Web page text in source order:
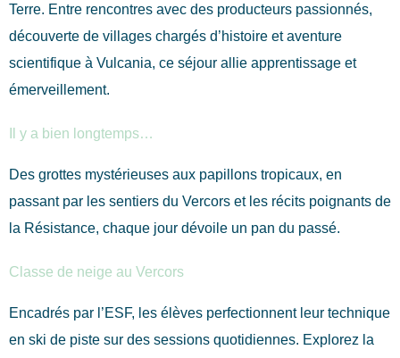
Terre. Entre rencontres avec des producteurs passionnés,
découverte de villages chargés d’histoire et aventure
scientifique à Vulcania, ce séjour allie apprentissage et
émerveillement.
Il y a bien longtemps…
Des grottes mystérieuses aux papillons tropicaux, en
passant par les sentiers du Vercors et les récits poignants de
la Résistance, chaque jour dévoile un pan du passé.
Classe de neige au Vercors
Encadrés par l’ESF, les élèves perfectionnent leur technique
en ski de piste sur des sessions quotidiennes. Explorez la